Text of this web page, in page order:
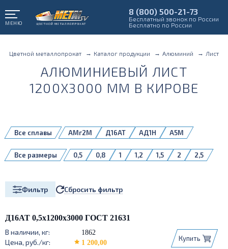
МЕНЮ
8 (800) 500-21-73
Бесплатный звонок по России
Бесплатно по России
Цветной металлопрокат Каталог продукции Алюминий Лист
АЛЮМИНИЕВЫЙ ЛИСТ
1200X3000 ММ В КИРОВЕ
АМг2М Д16АТ АД1Н
А5М
АМг4,5
АМг5М АМг6
АМг6БМ
Все сплавы
0,5 0,8 1 1,2 1,5 2
2,5
Все размеры
Фильтр Сбросить фильтр
Д16АТ 0,5х1200х3000 ГОСТ 21631
1862
1 200,00
Купить